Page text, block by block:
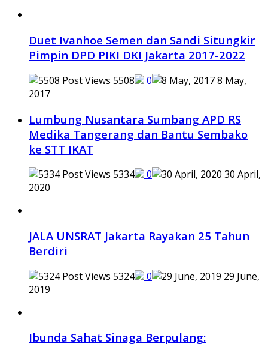
Duet Ivanhoe Semen dan Sandi Situngkir
Pimpin DPD PIKI DKI Jakarta 2017-2022
5508 0
8 May,
2017
Lumbung Nusantara Sumbang APD RS
Medika Tangerang dan Bantu Sembako
ke STT IKAT
5334 0
30 April,
2020
JALA UNSRAT Jakarta Rayakan 25 Tahun
Berdiri
5324 0
29 June,
2019
Ibunda Sahat Sinaga Berpulang: